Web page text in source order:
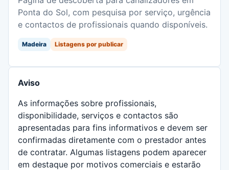
Ponta do Sol, com pesquisa por serviço, urgência
e contactos de profissionais quando disponíveis.
Madeira Listagens por publicar
Aviso
As informações sobre profissionais,
disponibilidade, serviços e contactos são
apresentadas para fins informativos e devem ser
confirmadas diretamente com o prestador antes
de contratar. Algumas listagens podem aparecer
em destaque por motivos comerciais e estarão